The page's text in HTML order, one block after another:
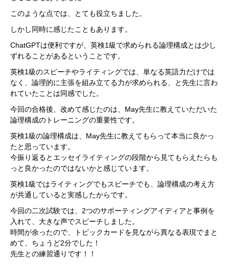
このような点では、とても役立ちました。
しかし同時に感じたこともあります。
ChatGPTは便利ですが、英検1級で求められる論理構成とは少し
ずれることがあるということです。
英検1級のスピーチやライティングでは、単なる英語力だけでは
なく、論理的に主張を組み立てる力が求められる、と先生に言わ
れていたことは同感でした。
今回の合格後、改めて感じたのは、May先生に教えていただいた
論理構成のトレーニングの重要性です。
英検1級の論理構成は、May先生に教えてもらって本当に良かっ
たと思っています。
今振り返るとエッセイライティングの段階から見てもらえたらも
っと良かったのではないかと感じています。
英検1級ではライティングでもスピーチでも、論理構成の考え方
が共通していると実感したからです。
今回の二次試験では、2つのサポーティングアイディアと事例を
入れて、大きな声でスピーチしました。
時間が余ったので、トピックカードを見ながら異なる表現でまと
めて、ちょうど2分でした！
先生との練習通りです！！